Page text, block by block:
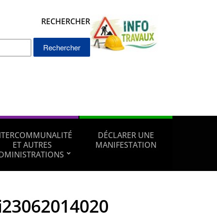
RECHERCHER
Rechercher :
ET AUTRES
DÉCLARER UNE
MANIFESTATION